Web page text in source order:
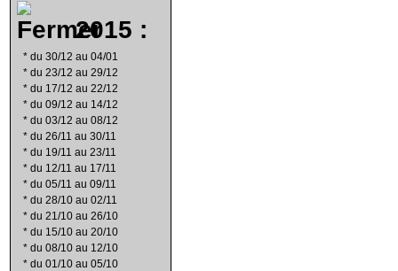
2015 :
* du 30/12 au 04/01
* du 23/12 au 29/12
* du 17/12 au 22/12
* du 09/12 au 14/12
* du 03/12 au 08/12
* du 26/11 au 30/11
* du 19/11 au 23/11
* du 12/11 au 17/11
* du 05/11 au 09/11
* du 28/10 au 02/11
* du 21/10 au 26/10
* du 15/10 au 20/10
* du 08/10 au 12/10
* du 01/10 au 05/10